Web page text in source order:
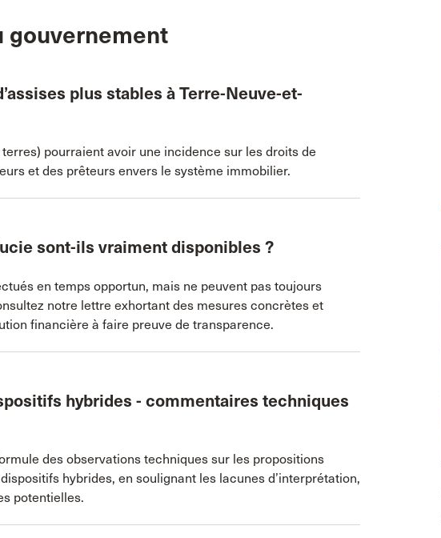
gouvernement
plus stables à Terre-Neuve-et-
pourraient avoir une incidence sur les droits de
et des prêteurs envers le système immobilier.
sont-ils vraiment disponibles ?
en temps opportun, mais ne peuvent pas toujours
notre lettre exhortant des mesures concrètes et
financière à faire preuve de transparence.
hybrides - commentaires techniques
des observations techniques sur les propositions
hybrides, en soulignant les lacunes d’interprétation,
potentielles.